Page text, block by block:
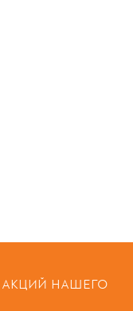
АКЦИЙ НАШЕГО